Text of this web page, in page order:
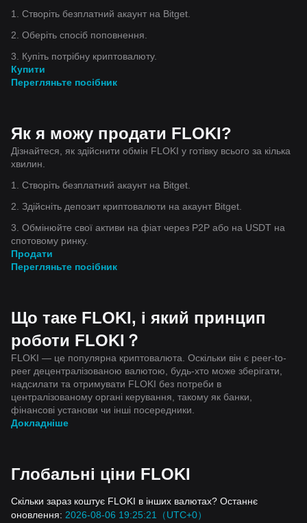
1. Створіть безплатний акаунт на Bitget.
2. Оберіть спосіб поповнення.
3. Купіть потрібну криптовалюту.
Купити
Перегляньте посібник
Як я можу продати FLOKI?
Дізнайтеся, як здійснити обмін FLOKI у готівку всього за кілька
хвилин.
1. Створіть безплатний акаунт на Bitget.
2. Здійсніть депозит криптовалюти на акаунт Bitget.
3. Обмінюйте свої активи на фіат через P2P або на USDT на
спотовому ринку.
Продати
Перегляньте посібник
Що таке FLOKI, і який принцип
роботи FLOKI？
FLOKI — це популярна криптовалюта. Оскільки він є peer-to-
peer децентралізованою валютою, будь-хто може зберігати,
надсилати та отримувати FLOKI без потреби в
централізованому органі керування, такому як банки,
фінансові установи чи інші посередники.
Докладніше
Глобальні ціни FLOKI
Скільки зараз коштує FLOKI в інших валютах? Останнє
оновлення: 2026-08-06 19:25:21（UTC+0）